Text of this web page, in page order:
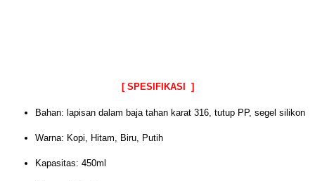
[ SPESIFIKASI ]
Bahan: lapisan dalam baja tahan karat 316, tutup PP, segel silikon
Warna: Kopi, Hitam, Biru, Putih
Kapasitas: 450ml